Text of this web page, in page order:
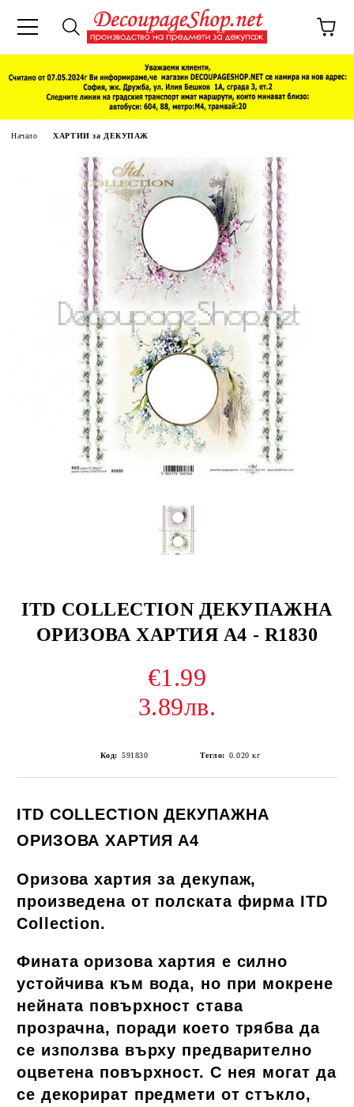
Начало ХАРТИИ за ДЕКУПАЖ
ITD COLLECTION ДЕКУПАЖНА
ОРИЗОВА ХАРТИЯ А4 - R1830
€1.99
3.89лв.
Код: 591830 Тегло: 0.020 кг
ITD COLLECTION ДЕКУПАЖНА
ОРИЗОВА ХАРТИЯ А4
Оризова хартия за декупаж,
произведена от полската фирма ITD
Collection.
Фината оризова хартия е силно
устойчива към вода, но при мокрене
нейната повърхност става
прозрачна, поради което трябва да
се използва върху предварително
оцветена повърхност. С нея могат да
се декорират предмети от стъкло,